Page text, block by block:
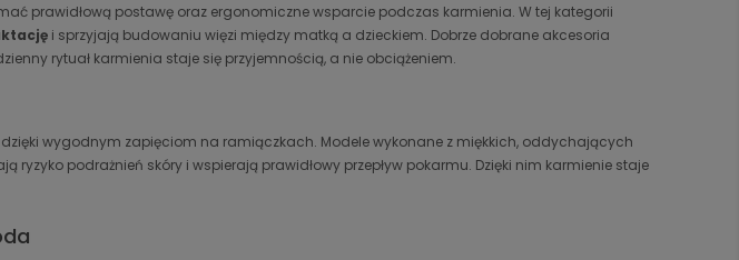
prawidłową postawę oraz ergonomiczne wsparcie podczas karmienia. W tej kategorii
i sprzyjają budowaniu więzi między matką a dzieckiem. Dobrze dobrane akcesoria
rytuał karmienia staje się przyjemnością, a nie obciążeniem.
dzięki wygodnym zapięciom na ramiączkach. Modele wykonane z miękkich, oddychających
podrażnień skóry i wspierają prawidłowy przepływ pokarmu. Dzięki nim karmienie staje